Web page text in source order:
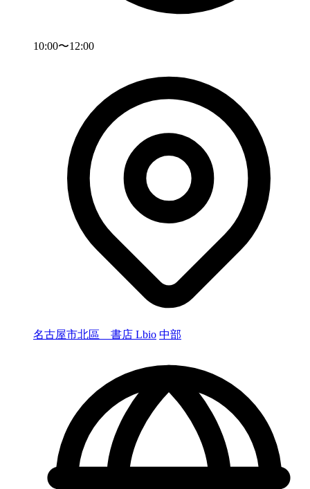
10:00〜12:00
名古屋市北區 書店 Lbio 中部